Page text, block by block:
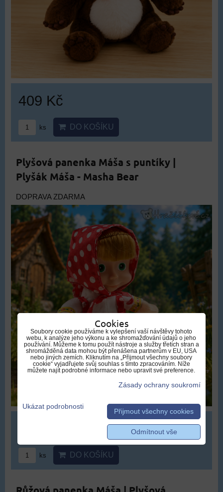
409 Kč
ks DO KOŠÍKU
Plyšová panenka Máša s puntíky |
Plyšák Máša - Masha Bear
DOPRAVA ZDARMA
ks DO KOŠÍKU
Cookies
Soubory cookie používáme k vylepšení vaší návštěvy tohoto
webu, k analýze jeho výkonu a ke shromažďování údajů o jeho
používání. Můžeme k tomu použít nástroje a služby třetích stran a
shromážděná data mohou být přenášena partnerům v EU, USA
nebo jiných zemích. Kliknutím na „Přijmout všechny soubory
cookie“ vyjadřujete svůj souhlas s tímto zpracováním. Níže
můžete najít podrobné informace nebo upravit své preference.
Zásady ochrany soukromí
Ukázat podrobnosti
Přijmout všechny cookies
Odmítnout vše